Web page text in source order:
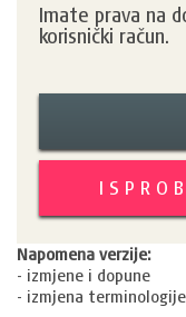
Imate prava na
korisnički račun.
Napomena verzije:
- izmjene i dopune
- izmjena terminologije